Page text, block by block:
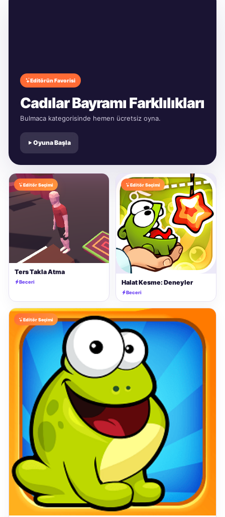
Editörün Favorisi
Cadılar Bayramı Farklılıkları
Bulmaca kategorisinde hemen ücretsiz oyna.
Oyuna Başla
Editör Seçimi
Ters Takla Atma
Beceri
Editör Seçimi
Halat Kesme: Deneyler
Beceri
Editör Seçimi